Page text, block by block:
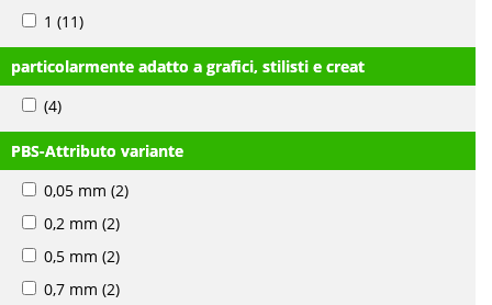
1 (11)
particolarmente adatto a grafici, stilisti e creat
(4)
PBS-Attributo variante
0,05 mm (2)
0,2 mm (2)
0,5 mm (2)
0,7 mm (2)